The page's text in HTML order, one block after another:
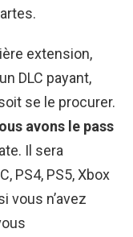
extension,
DLC payant,
se le procurer.
avons le pass
Il sera
PS4, PS5, Xbox
vous n’avez